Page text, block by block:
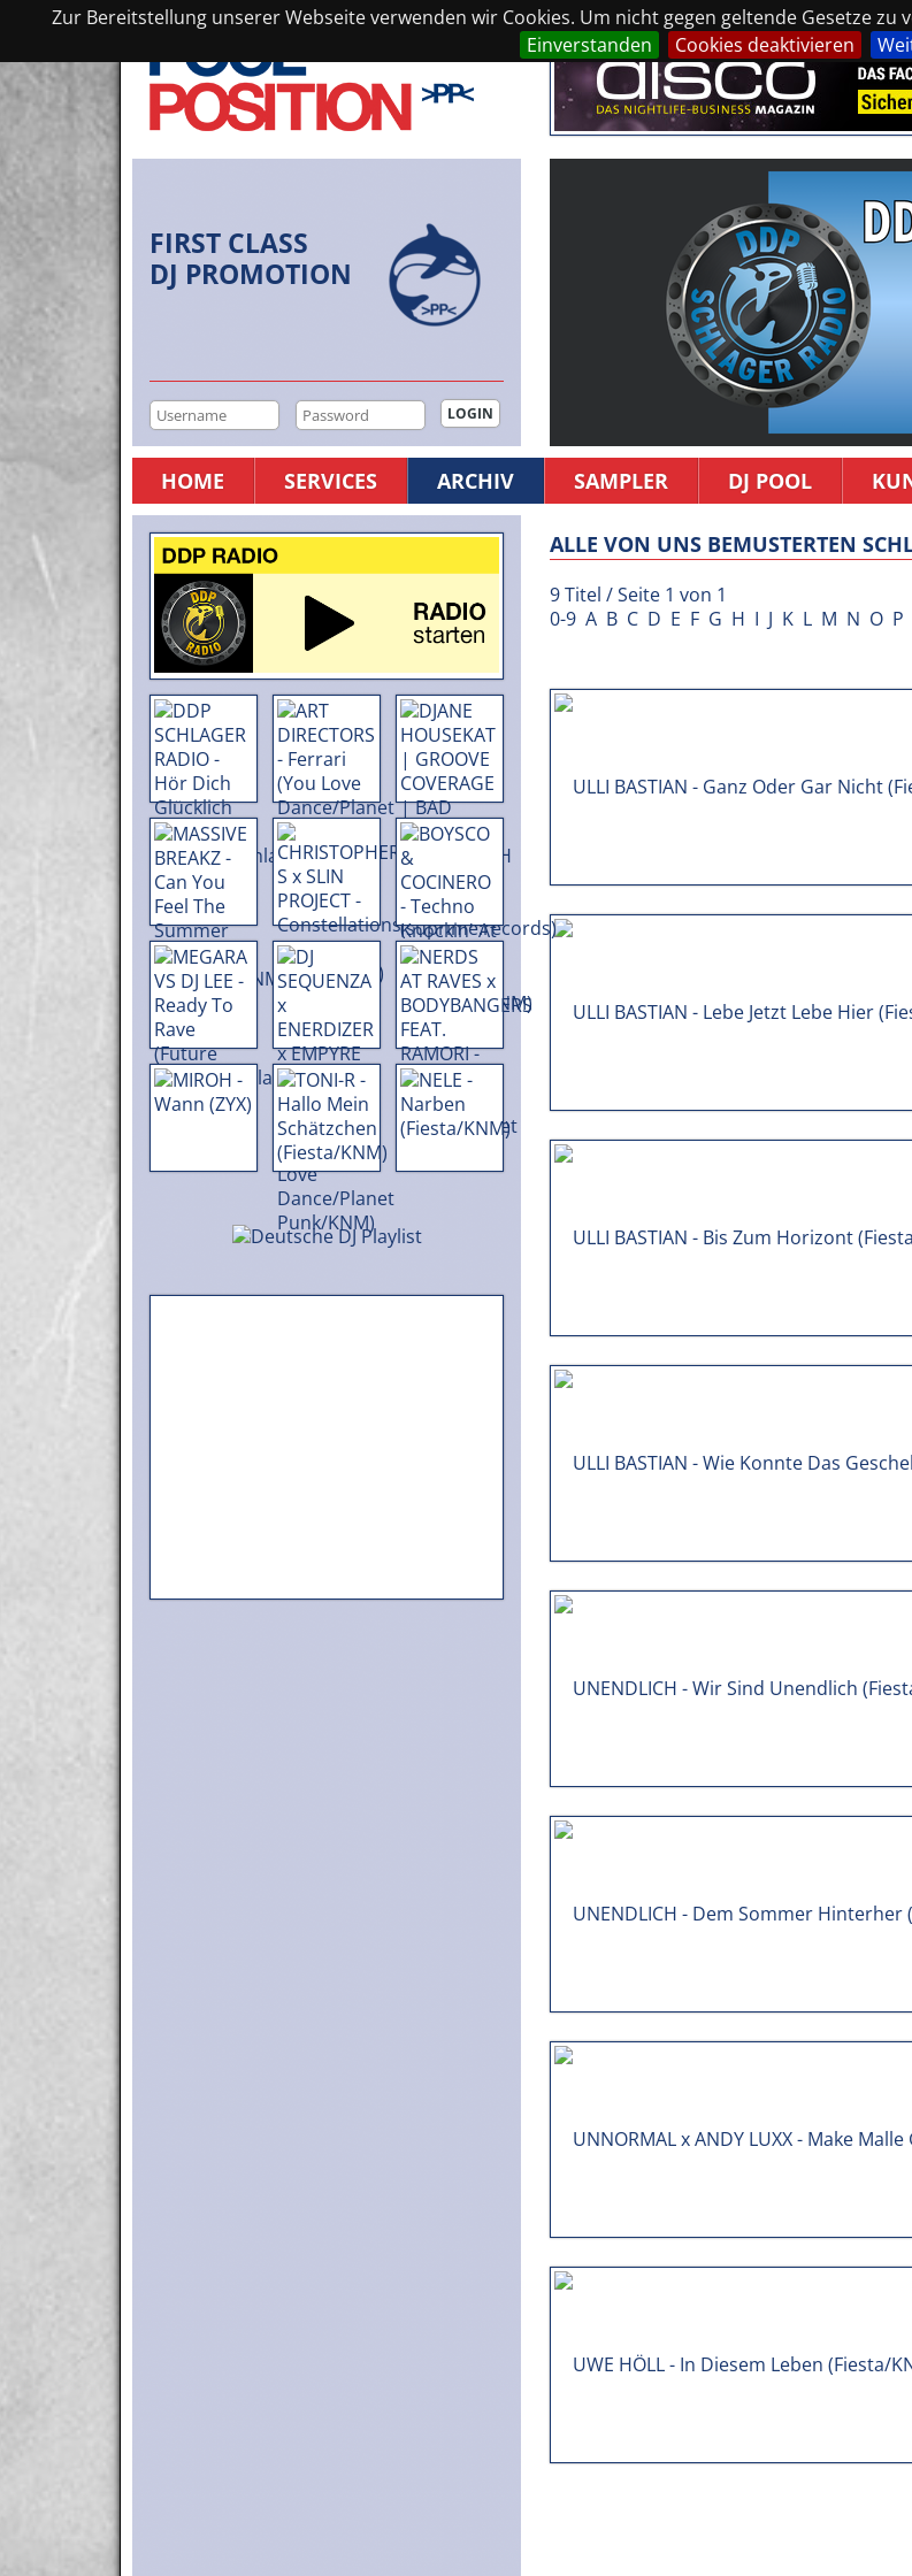
Zur Bereitstellung unserer Webseite verwenden wir Cookies. Um nicht gegen geltende Gesetze
Einverstanden
Cookies deaktivieren
FIRST CLASS
DJ PROMOTION
HOME SERVICES ARCHIV SAMPLER DJ POOL
ALLE VON UNS BEMUSTERTEN
9 Titel / Seite 1 von 1
0-9 A B C D E F G H I J K L M N O P